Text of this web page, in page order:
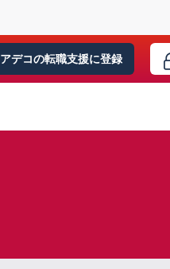
アデコの転職支援に登録